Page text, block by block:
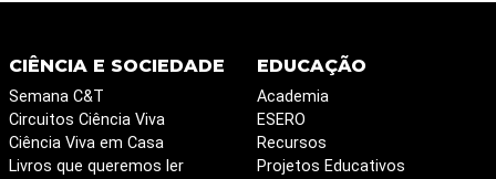
CIÊNCIA E SOCIEDADE
Semana C&T
Circuitos Ciência Viva
Ciência Viva em Casa
Livros que queremos ler
EDUCAÇÃO
Academia
ESERO
Recursos
Projetos Educativos